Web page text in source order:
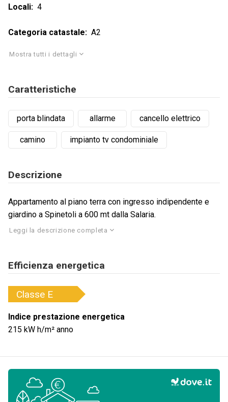
Locali 4
Categoria catastale A2
Mostra tutti i dettagli
Caratteristiche
porta blindata allarme cancello elettrico
camino impianto tv condominiale
Descrizione
Appartamento al piano terra con ingresso indipendente e
giardino a Spinetoli a 600 mt dalla Salaria.
Leggi la descrizione completa
Efficienza energetica
Classe E
Indice prestazione energetica
215 kW h/m² anno